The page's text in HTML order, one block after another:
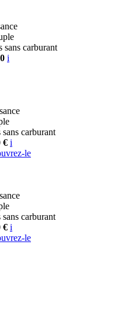
sans carburant
i
sans carburant
€ i
le
sans carburant
€ i
le